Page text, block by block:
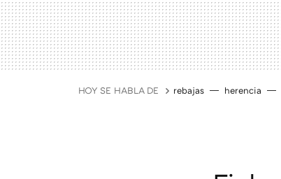
HOY SE HABLA DE rebajas herencia